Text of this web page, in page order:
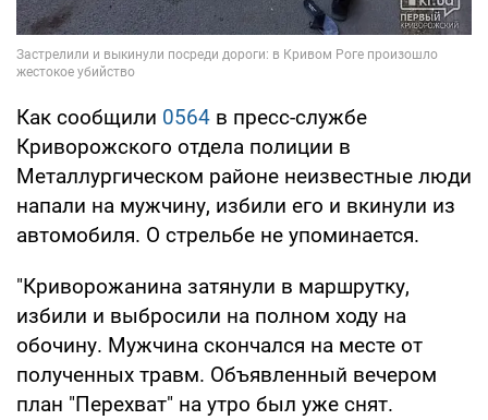
Как сообщили 0564 в пресс-службе
Криворожского отдела полиции в
Металлургическом районе неизвестные люди
напали на мужчину, избили его и вкинули из
автомобиля. О стрельбе не упоминается.
"Криворожанина затянули в маршрутку,
избили и выбросили на полном ходу на
обочину. Мужчина скончался на месте от
полученных травм. Объявленный вечером
план "Перехват" на утро был уже снят.